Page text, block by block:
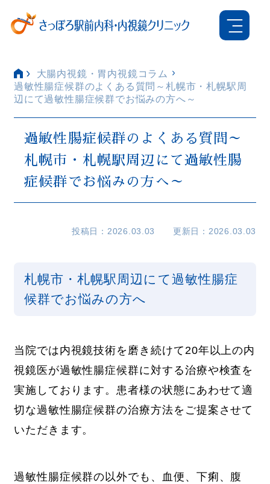
大腸内視鏡・胃内視鏡コラム
過敏性腸症候群のよくある質問～札幌市・札幌駅周
辺にて過敏性腸症候群でお悩みの方へ～
過敏性腸症候群のよくある質問～
札幌市・札幌駅周辺にて過敏性腸
症候群でお悩みの方へ～
投稿日 2026.03.03 更新日 2026.03.03
札幌市・札幌駅周辺にて過敏性腸症
候群でお悩みの方へ
当院では内視鏡技術を磨き続けて20年以上の内
視鏡医が過敏性腸症候群に対する治療や検査を
実施しております。患者様の状態にあわせて適
切な過敏性腸症候群の治療方法をご提案させて
いただきます。
過敏性腸症候群の以外でも、血便、下痢、腹